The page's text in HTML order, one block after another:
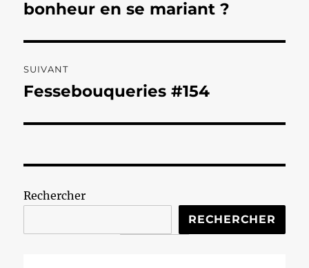
l’article
précédente :
bonheur en se mariant ?
SUIVANT
Publication
Fessebouqueries #154
Rechercher
RECHERCHER